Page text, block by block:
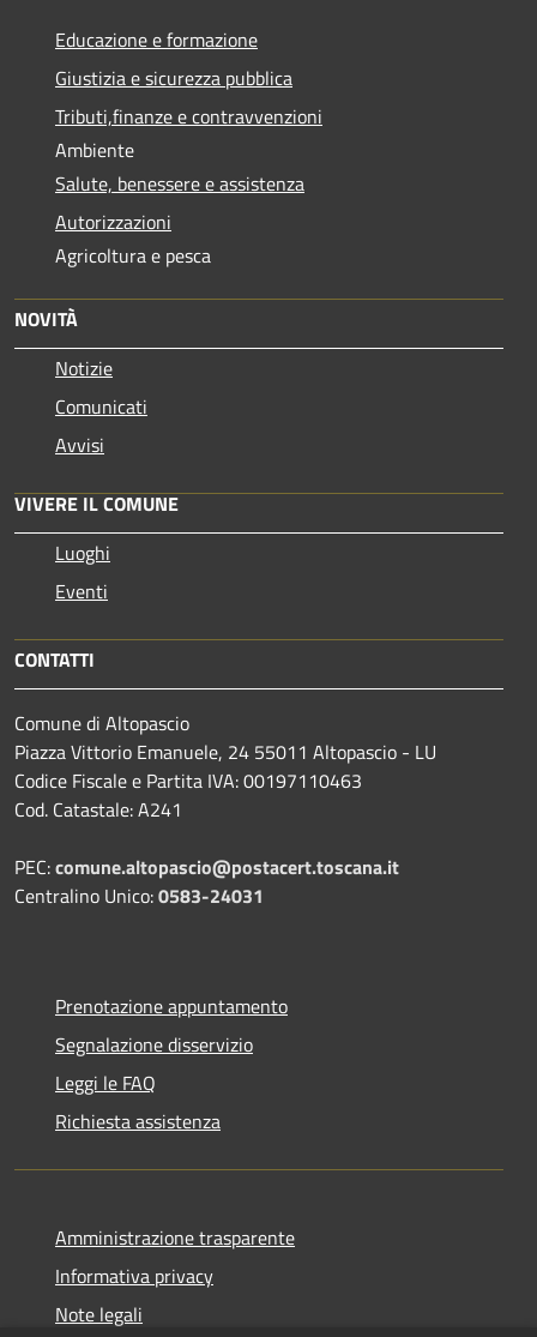
Educazione e formazione
Giustizia e sicurezza pubblica
Tributi,finanze e contravvenzioni
Ambiente
Salute, benessere e assistenza
Autorizzazioni
Agricoltura e pesca
NOVITÀ
Notizie
Comunicati
Avvisi
VIVERE IL COMUNE
Luoghi
Eventi
CONTATTI
Comune di Altopascio
Piazza Vittorio Emanuele, 24 55011 Altopascio - LU
Codice Fiscale e Partita IVA: 00197110463
Cod. Catastale: A241
PEC:comune.altopascio@postacert.toscana.it
Centralino Unico:0583-24031
Prenotazione appuntamento
Segnalazione disservizio
Leggi le FAQ
Richiesta assistenza
Amministrazione trasparente
Informativa privacy
Note legali